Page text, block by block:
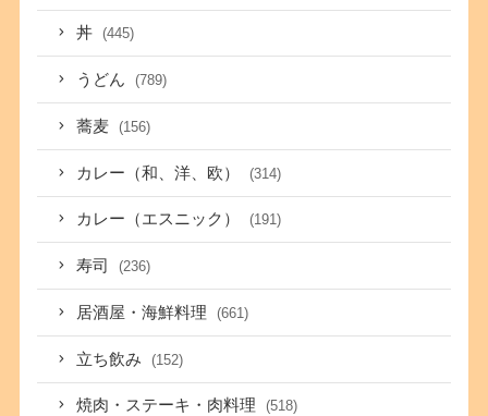
丼 (445)
うどん (789)
蕎麦 (156)
カレー（和、洋、欧） (314)
カレー（エスニック） (191)
寿司 (236)
居酒屋・海鮮料理 (661)
立ち飲み (152)
焼肉・ステーキ・肉料理 (518)